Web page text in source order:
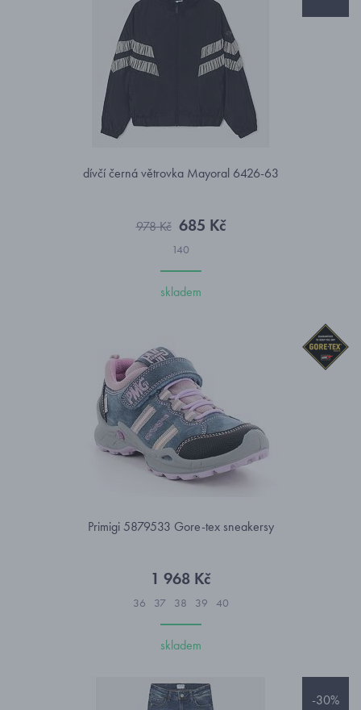
dívčí černá větrovka Mayoral 6426-63
978 Kč 685 Kč
140
skladem
Primigi 5879533 Gore-tex sneakersy
1 968 Kč
36 37 38 39 40
skladem
-30%